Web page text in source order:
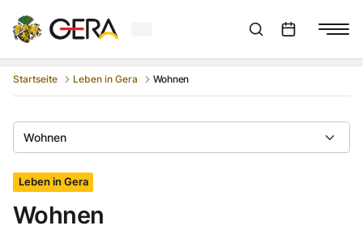
Aktuelles Wetter in GeraSuchleiste anzeigen
Startseite Leben in Gera Wohnen
Wohnen
Leben in Gera
Wohnen